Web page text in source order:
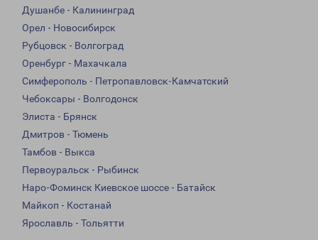
Душанбе - Калининград
Орел - Новосибирск
Рубцовск - Волгоград
Оренбург - Махачкала
Симферополь - Петропавловск-Камчатский
Чебоксары - Волгодонск
Элиста - Брянск
Дмитров - Тюмень
Тамбов - Выкса
Первоуральск - Рыбинск
Наро-Фоминск Киевское шоссе - Батайск
Майкоп - Костанай
Ярославль - Тольятти